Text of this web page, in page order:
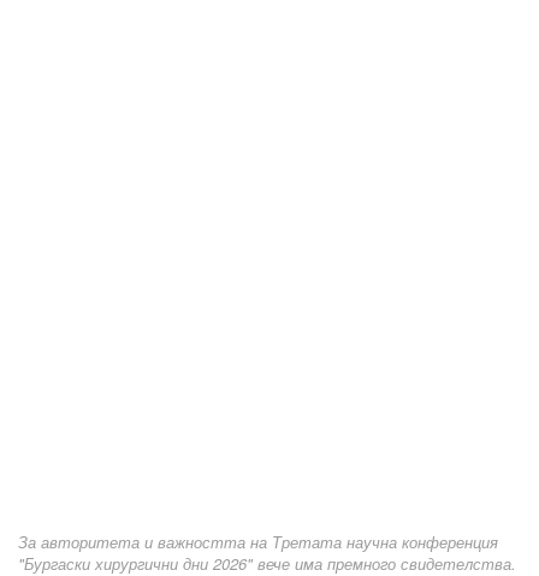
За авторитета и важността на Третата научна конференция
"Бургаски хирургични дни 2026" вече има премного свидетелства.